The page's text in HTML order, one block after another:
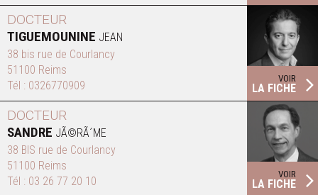
DOCTEUR
TIGUEMOUNINE JEAN
38 bis rue de Courlancy
51100 Reims
Tél : 0326770909
VOIR
LA FICHE
DOCTEUR
SANDRE JÃ©RÃ´ME
38 BIS rue de Courlancy
51100 Reims
Tél : 03 26 77 20 10
VOIR
LA FICHE